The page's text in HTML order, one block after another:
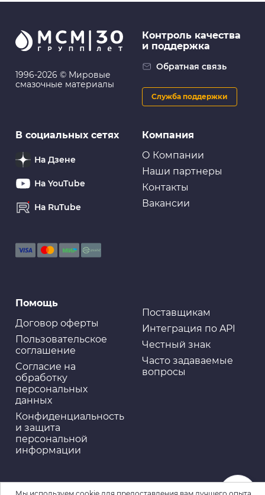
1996-2026 © Мировые
смазочные материалы
Компания
О Компании
Наши партнеры
Контакты
Вакансии
Помощь
Договор оферты
Пользовательское
соглашение
Cогласие на
обработку
персональных
данных
Конфиденциальность
и защита
персональной
информации
Поставщикам
Интеграция по API
Честный знак
Часто задаваемые
вопросы
Контроль качества
и поддержка
Обратная связь
Служба поддержки
В социальных сетях
На Дзене
На YouTube
На RuTube